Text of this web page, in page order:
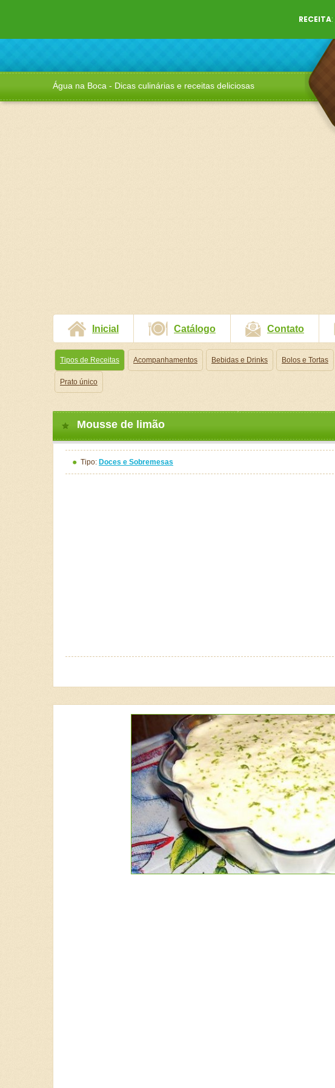
Água na Boca - Dicas culinárias e receitas deliciosas
Inicial Catálogo Contato
Tipos de Receitas Acompanhamentos Bebidas e Drinks Bolos e Tortas
Prato único
Mousse de limão
Tipo: Doces e Sobremesas
RECEITA: